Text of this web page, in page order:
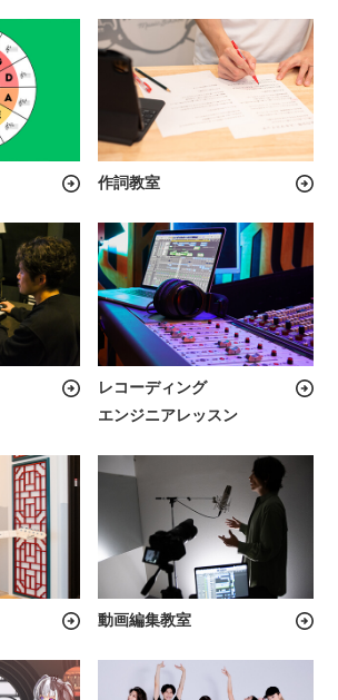
作詞教室
レコーディング
エンジニアレッスン
動画編集教室